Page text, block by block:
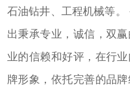
石油钻井、工程机械等。 公司以优秀的管理水平打造
出秉承专业，诚信，双
业的信赖和好评，在行
牌形象，依托完善的品